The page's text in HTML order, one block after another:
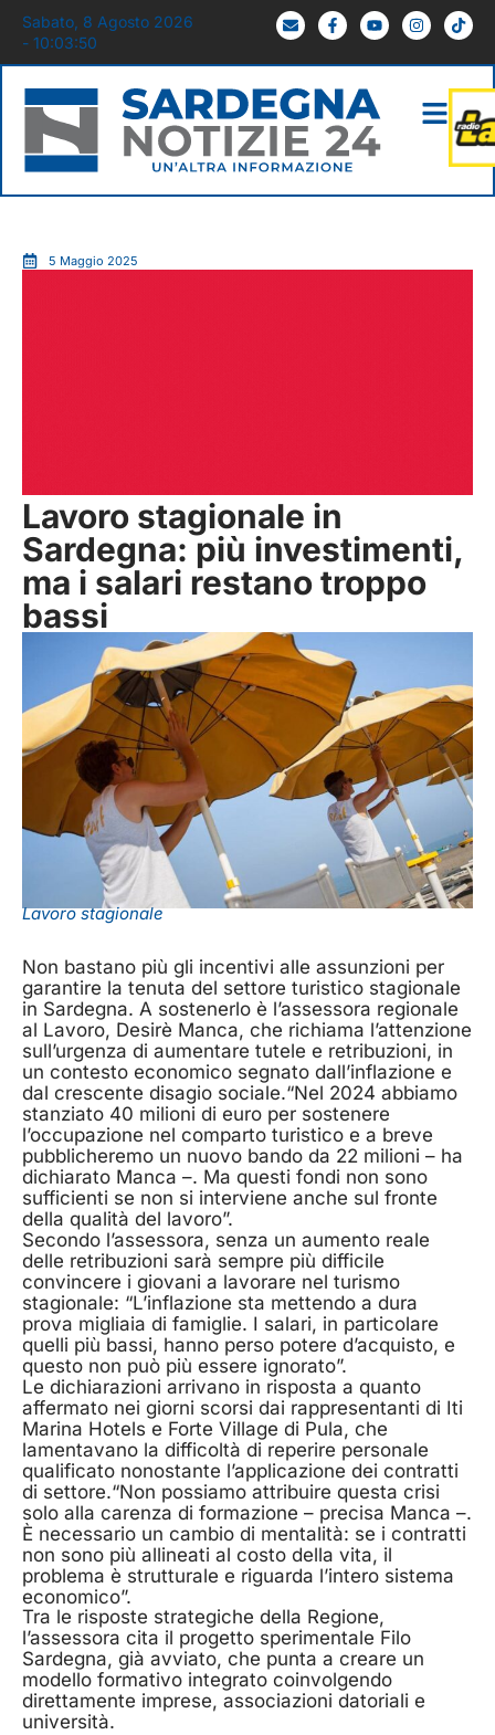
Sabato, 8 Agosto 2026
- 10:03:51
5 Maggio 2025
Lavoro stagionale in
Sardegna: più investimenti,
ma i salari restano troppo
bassi
Lavoro stagionale
Non bastano più gli incentivi alle assunzioni per
garantire la tenuta del settore turistico stagionale
in Sardegna. A sostenerlo è l’assessora regionale
al Lavoro, Desirè Manca, che richiama l’attenzione
sull’urgenza di aumentare tutele e retribuzioni, in
un contesto economico segnato dall’inflazione e
dal crescente disagio sociale.“Nel 2024 abbiamo
stanziato 40 milioni di euro per sostenere
l’occupazione nel comparto turistico e a breve
pubblicheremo un nuovo bando da 22 milioni – ha
dichiarato Manca –. Ma questi fondi non sono
sufficienti se non si interviene anche sul fronte
della qualità del lavoro”.
Secondo l’assessora, senza un aumento reale
delle retribuzioni sarà sempre più difficile
convincere i giovani a lavorare nel turismo
stagionale: “L’inflazione sta mettendo a dura
prova migliaia di famiglie. I salari, in particolare
quelli più bassi, hanno perso potere d’acquisto, e
questo non può più essere ignorato”.
Le dichiarazioni arrivano in risposta a quanto
affermato nei giorni scorsi dai rappresentanti di Iti
Marina Hotels e Forte Village di Pula, che
lamentavano la difficoltà di reperire personale
qualificato nonostante l’applicazione dei contratti
di settore.“Non possiamo attribuire questa crisi
solo alla carenza di formazione – precisa Manca –.
È necessario un cambio di mentalità: se i contratti
non sono più allineati al costo della vita, il
problema è strutturale e riguarda l’intero sistema
economico”.
Tra le risposte strategiche della Regione,
l’assessora cita il progetto sperimentale Filo
Sardegna, già avviato, che punta a creare un
modello formativo integrato coinvolgendo
direttamente imprese, associazioni datoriali e
università.